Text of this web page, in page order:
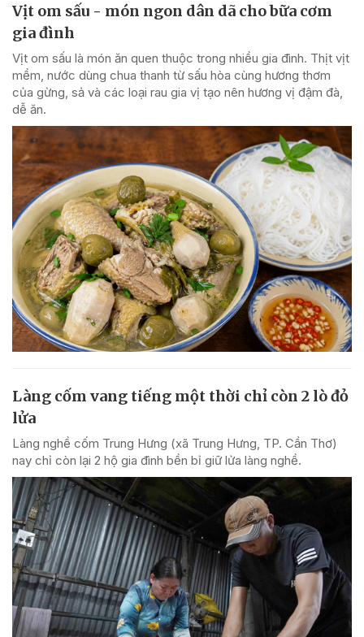
Vịt om sấu - món ngon dân dã cho bữa cơm
gia đình
Vịt om sấu là món ăn quen thuộc trong nhiều gia đình. Thịt vịt
mềm, nước dùng chua thanh từ sấu hòa cùng hương thơm
của gừng, sả và các loại rau gia vị tạo nên hương vị đậm đà,
dễ ăn.
Làng cốm vang tiếng một thời chỉ còn 2 lò đỏ
lửa
Làng nghề cốm Trung Hưng (xã Trung Hưng, TP. Cần Thơ)
nay chỉ còn lại 2 hộ gia đình bền bỉ giữ lửa làng nghề.